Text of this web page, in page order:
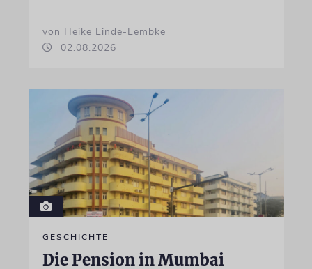
von Heike Linde-Lembke
02.08.2026
GESCHICHTE
Die Pension in Mumbai